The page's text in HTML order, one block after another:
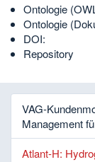
Ontologie
VAG-
Management
Atlant-H: